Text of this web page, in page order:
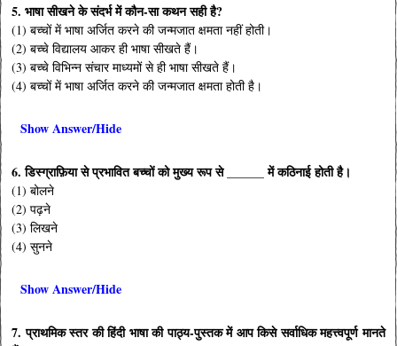
5. भाषा सीखने के संदर्भ में कौन-सा कथन सही है?
(1) बच्चों में भाषा अर्जित करने की जन्मजात क्षमता नहीं होती।
(2) बच्चे विद्यालय आकर ही भाषा सीखते हैं।
(3) बच्चे विभिन्न संचार माध्यमों से ही भाषा सीखते हैं।
(4) बच्चों में भाषा अर्जित करने की जन्मजात क्षमता होती है।
Show Answer/Hide
6. डिस्ग्राफ़िया से प्रभावित बच्चों को मुख्य रूप से ______ में कठिनाई होती है।
(1) बोलने
(2) पढ़ने
(3) लिखने
(4) सुनने
Show Answer/Hide
7. प्राथमिक स्तर की हिंदी भाषा की पाठ्य-पुस्तक में आप किसे सर्वाधिक महत्त्वपूर्ण मानते